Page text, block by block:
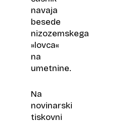
navaja
besede
nizozemskega
»lovca«
na
umetnine.
Na
novinarski
tiskovni